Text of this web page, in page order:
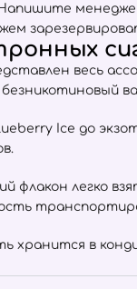
весь
Ice до
флакон легко
хранится в